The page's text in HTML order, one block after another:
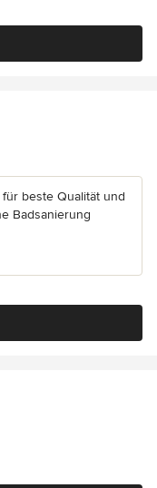
beste Qualität und
Badsanierung